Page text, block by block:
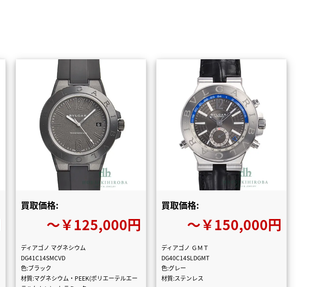
買取価格:
〜￥125,000円
ディアゴノ マグネシウム
DG41C14SMCVD
色:ブラック
材質:マグネシウム・PEEK(ポリエーテルエー
買取価格:
〜￥150,000円
ディアゴノ ＧＭＴ
DG40C14SLDGMT
色:グレー
材質:ステンレス